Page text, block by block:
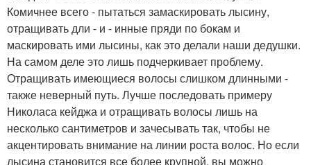
Комичнее всего - пытаться замаскировать лысину,
отращивать дли - и - инные пряди по бокам и
маскировать ими лысины, как это делали наши дедушки.
На самом деле это лишь подчеркивает проблему.
Отращивать имеющиеся волосы слишком длинными -
также неверный путь. Лучше последовать примеру
Николаса кейджа и отращивать волосы лишь на
несколько сантиметров и зачесывать так, чтобы не
акцентировать внимание на линии роста волос. Но если
лысина становится все более крупной, вы можно